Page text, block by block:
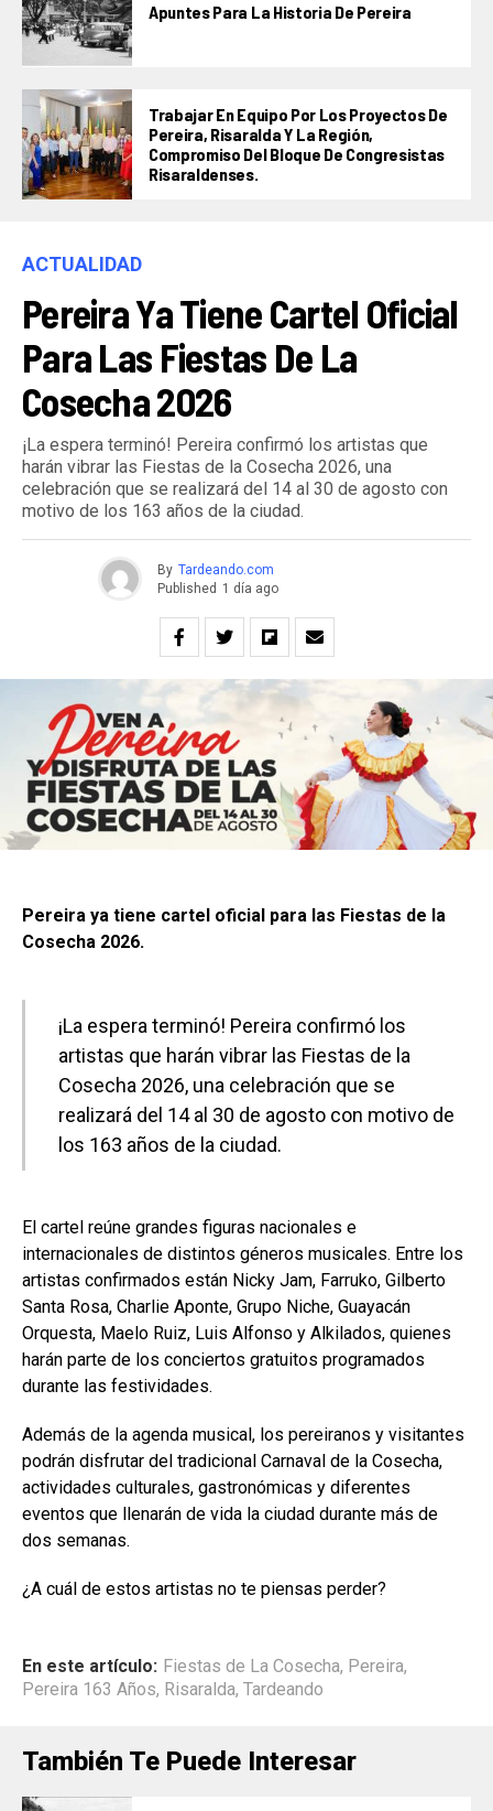
Apuntes Para La Historia De Pereira
Trabajar En Equipo Por Los Proyectos De
Pereira, Risaralda Y La Región,
Compromiso Del Bloque De Congresistas
Risaraldenses.
ACTUALIDAD
Pereira Ya Tiene Cartel Oficial
Para Las Fiestas De La
Cosecha 2026
¡La espera terminó! Pereira confirmó los artistas que
harán vibrar las Fiestas de la Cosecha 2026, una
celebración que se realizará del 14 al 30 de agosto con
motivo de los 163 años de la ciudad.
By Tardeando.com
Published 1 día ago
Pereira ya tiene cartel oficial para las Fiestas de la
Cosecha 2026.
¡La espera terminó! Pereira confirmó los
artistas que harán vibrar las Fiestas de la
Cosecha 2026, una celebración que se
realizará del 14 al 30 de agosto con motivo de
los 163 años de la ciudad.
El cartel reúne grandes figuras nacionales e
internacionales de distintos géneros musicales. Entre los
artistas confirmados están Nicky Jam, Farruko, Gilberto
Santa Rosa, Charlie Aponte, Grupo Niche, Guayacán
Orquesta, Maelo Ruiz, Luis Alfonso y Alkilados, quienes
harán parte de los conciertos gratuitos programados
durante las festividades.
Además de la agenda musical, los pereiranos y visitantes
podrán disfrutar del tradicional Carnaval de la Cosecha,
actividades culturales, gastronómicas y diferentes
eventos que llenarán de vida la ciudad durante más de
dos semanas.
¿A cuál de estos artistas no te piensas perder?
En este artículo: Fiestas de La Cosecha, Pereira,
Pereira 163 Años, Risaralda, Tardeando
También Te Puede Interesar